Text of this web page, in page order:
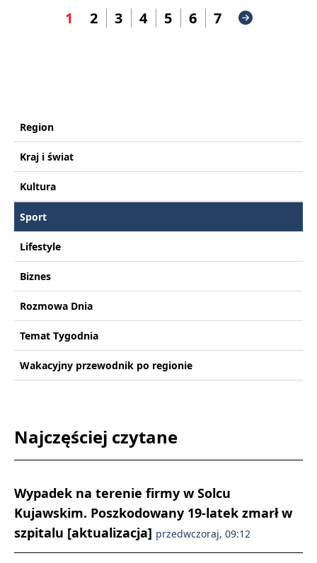
1 2 3 4 5 6 7
Region
Kraj i świat
Kultura
Sport
Lifestyle
Biznes
Rozmowa Dnia
Temat Tygodnia
Wakacyjny przewodnik po regionie
Najczęściej czytane
Wypadek na terenie firmy w Solcu
Kujawskim. Poszkodowany 19-latek zmarł w
szpitalu [aktualizacja] przedwczoraj, 09:12